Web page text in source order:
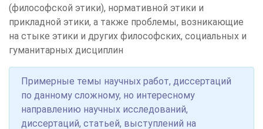
(философской этики), нормативной этики и
прикладной этики, а также проблемы, возникающие
на стыке этики и других философских, социальных и
гуманитарных дисциплин
Примерные темы научных работ, диссертаций
по данному сложному, но интересному
направлению научных исследований,
диссертаций, статьей, выступлений на